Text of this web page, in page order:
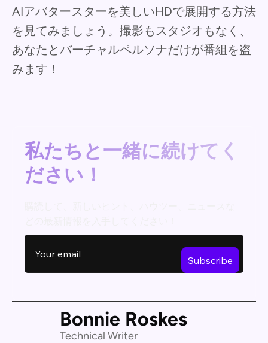
AIアバタースターを美しいHDで展開する方法
を見てみましょう。撮影もスタジオもなく、
あなたとバーチャルペルソナだけが番組を盗
みます！
私たちと一緒に続けてく
ださい！
Bonnie Roskes
Technical Writer